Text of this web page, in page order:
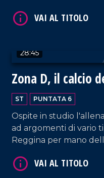
Reggina/Vibonese.
28:45
Zona D, il calcio
ST PUNTATA 6
Ospite in studio
ad argomenti di vario
Reggina per mano
del Sambiase con la